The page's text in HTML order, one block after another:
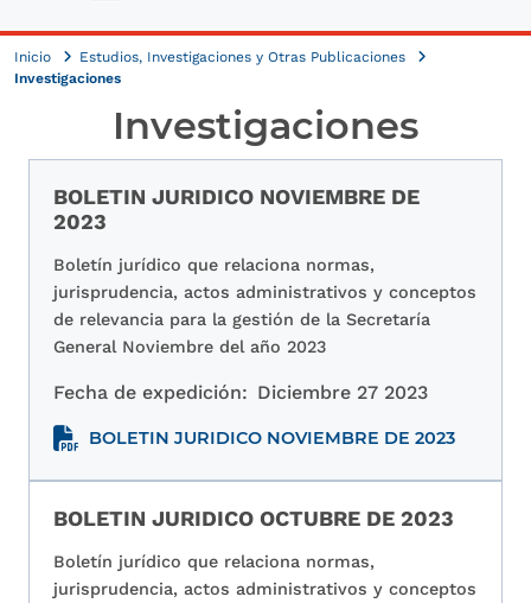
Inicio
Estudios, Investigaciones y Otras Publicaciones
Investigaciones
Investigaciones
BOLETIN JURIDICO NOVIEMBRE DE
2023
Boletín jurídico que relaciona normas,
jurisprudencia, actos administrativos y conceptos
de relevancia para la gestión de la Secretaría
General Noviembre del año 2023
Fecha de expedición: Diciembre 27 2023
BOLETIN JURIDICO NOVIEMBRE DE 2023
BOLETIN JURIDICO OCTUBRE DE 2023
Boletín jurídico que relaciona normas,
jurisprudencia, actos administrativos y conceptos